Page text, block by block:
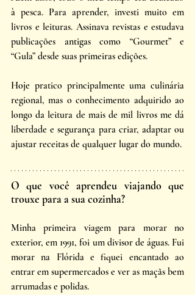
à pesca. Para aprender, investi muito em
livros e leituras. Assinava revistas e estudava
publicações antigas como “Gourmet” e
“Gula” desde suas primeiras edições.
Hoje pratico principalmente uma culinária
regional, mas o conhecimento adquirido ao
longo da leitura de mais de mil livros me dá
liberdade e segurança para criar, adaptar ou
ajustar receitas de qualquer lugar do mundo.
O que você aprendeu viajando que
trouxe para a sua cozinha?
Minha primeira viagem para morar no
exterior, em 1991, foi um divisor de águas. Fui
morar na Flórida e fiquei encantado ao
entrar em supermercados e ver as maçãs bem
arrumadas e polidas.